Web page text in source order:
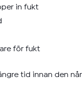
in fukt
för fukt
tid innan den